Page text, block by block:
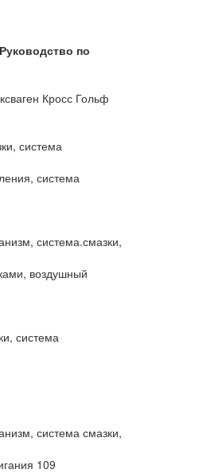
Руководство по
Кросс Гольф
система
система
система.смазки,
воздушный
система
система смазки,
109